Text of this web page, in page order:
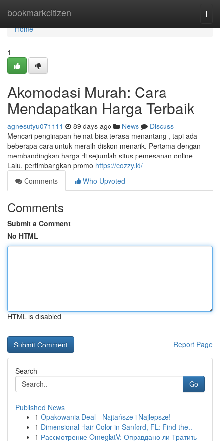
bookmarkcitizen
Home
Home
1
Akomodasi Murah: Cara
Mendapatkan Harga Terbaik
agnesutyu071111 89 days ago News
Discuss
Mencari penginapan hemat bisa terasa menantang , tapi ada
beberapa cara untuk meraih diskon menarik. Pertama dengan
membandingkan harga di sejumlah situs pemesanan online .
Lalu, pertimbangkan promo https://cozzy.id/
Comments
Who Upvoted
Comments
Submit a Comment
No HTML
HTML is disabled
Report Page
Search
Go
Published News
1 Opakowania Deal - Najtańsze i Najlepsze!
1 Dimensional Hair Color in Sanford, FL: Find the...
1 Рассмотрение OmeglatV: Оправдано ли Тратить